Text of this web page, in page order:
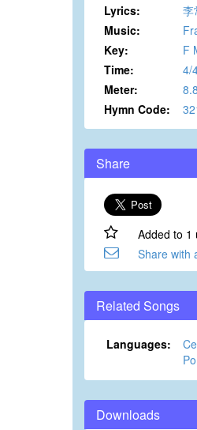
Lyrics:
李
Music:
Key:
F
Time:
4/
Meter:
Hymn Code:
Share
Added to 1
Share with
Related Songs
Languages:
Downloads